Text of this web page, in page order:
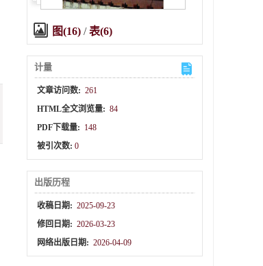
图(16) /表(6)
计量
文章访问数: 261
HTML全文浏览量: 84
PDF下载量: 148
被引次数:0
出版历程
收稿日期: 2025-09-23
修回日期: 2026-03-23
网络出版日期: 2026-04-09